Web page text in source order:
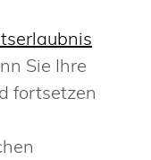
Sie Ihre
fortsetzen